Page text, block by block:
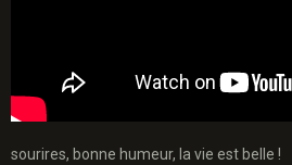
sourires, bonne humeur, la vie est belle !